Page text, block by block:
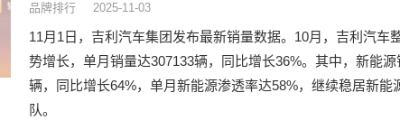
品牌排行 2025-11-03
11月1日，吉利汽车集团发布最新销量数据。10月，吉利汽车
势增长，单月销量达307133辆，同比增长36%。其中，新能源
辆，同比增长64%，单月新能源渗透率达58%，继续稳居新能
队。